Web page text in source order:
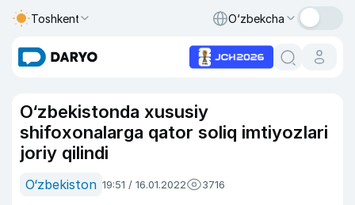
Toshkent O‘zbekcha
O‘zbekistonda xususiy
shifoxonalarga qator soliq imtiyozlari
joriy qilindi
O‘zbekiston 19:51 / 16.01.2022 3716